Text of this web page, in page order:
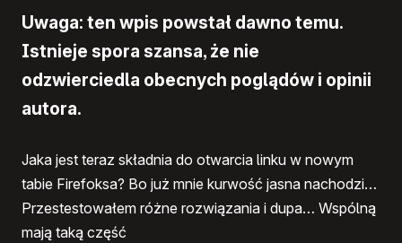
Uwaga: ten wpis powstał dawno temu.
Istnieje spora szansa, że nie
odzwierciedla obecnych poglądów i opinii
autora.
Jaka jest teraz składnia do otwarcia linku w nowym
tabie Firefoksa? Bo już mnie kurwość jasna nachodzi…
Przestestowałem różne rozwiązania i dupa… Wspólną
mają taką część